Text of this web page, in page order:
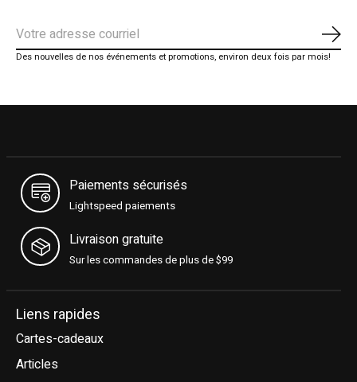
Des nouvelles de nos événements et promotions, environ deux fois par mois!
Paiements sécurisés
Lightspeed paiements
Livraison gratuite
Sur les commandes de plus de $99
Liens rapides
Cartes-cadeaux
Articles